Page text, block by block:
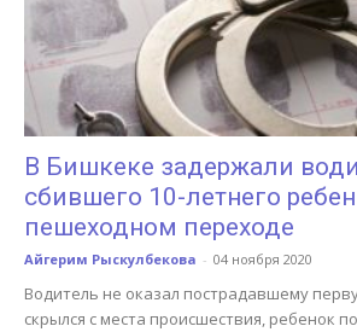
Кыргызстана
В Бишкеке задержали
сбившего 10-летнего
пешеходном переходе
Айгерим Рыскулбекова - 04 ноября 2020
Водитель не оказал пострадавшему
скрылся с места происшествия, ребенок